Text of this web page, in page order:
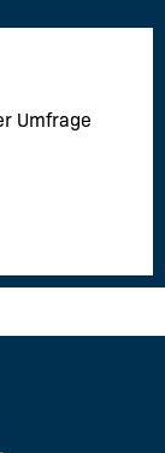
Umfrage